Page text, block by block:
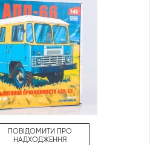
ПОВІДОМИТИ ПРО
НАДХОДЖЕННЯ